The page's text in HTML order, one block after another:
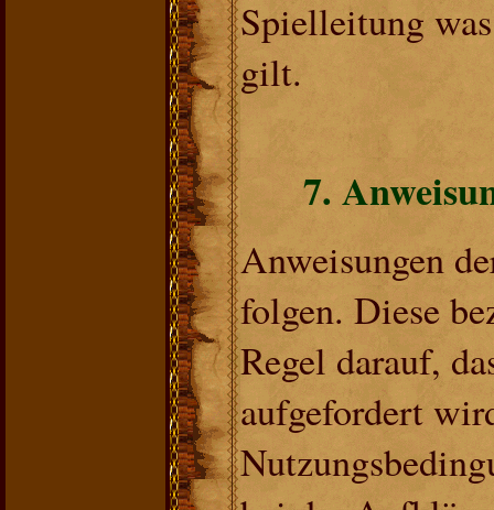
Spielleitung
gilt.
7.
Anweisungen
folgen. Diese
Regel darauf,
aufgefordert